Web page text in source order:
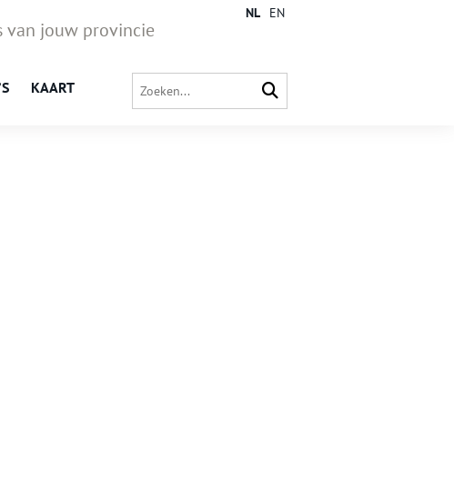
van jouw provincie
KAART
NL EN